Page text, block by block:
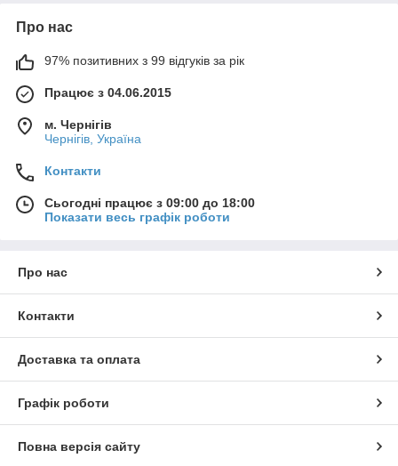
Про нас
97% позитивних з 99 відгуків за рік
Працює з 04.06.2015
м. Чернігів
Чернігів, Україна
Контакти
Сьогодні працює з 09:00 до 18:00
Показати весь графік роботи
Про нас
Контакти
Доставка та оплата
Графік роботи
Повна версія сайту